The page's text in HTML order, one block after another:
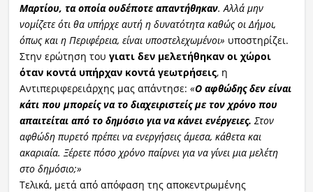
Μαρτίου, τα οποία ουδέποτε απαντήθηκαν. Αλλά μην
νομίζετε ότι θα υπήρχε αυτή η δυνατότητα καθώς οι Δήμοι,
όπως και η Περιφέρεια, είναι υποστελεχωμένοι» υποστηρίζει.
Στην ερώτηση του γιατι δεν μελετήθηκαν οι χώροι
όταν κοντά υπήρχαν κοντά γεωτρήσεις, η
Αντιπεριφερειάρχης μας απάντησε: «Ο αφθώδης δεν είναι
κάτι που μπορείς να το διαχειριστείς με τον χρόνο που
απαιτείται από το δημόσιο για να κάνει ενέργειες. Στον
αφθώδη πυρετό πρέπει να ενεργήσεις άμεσα, κάθετα και
ακαριαία. Ξέρετε πόσο χρόνο παίρνει για να γίνει μια μελέτη
στο δημόσιο;»
Τελικά, μετά από απόφαση της αποκεντρωμένης